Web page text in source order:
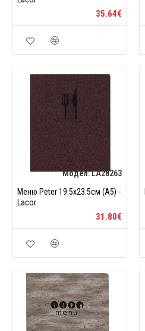
35.64€
Модел:LA28263
Меню Peter 19.5x23.5см (A5) -
Lacor
31.80€